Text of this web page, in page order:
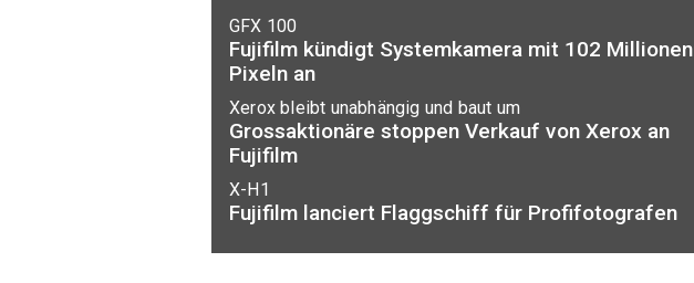
GFX 100
Fujifilm kündigt Systemkamera mit 102 Millionen
Pixeln an
Xerox bleibt unabhängig und baut um
Grossaktionäre stoppen Verkauf von Xerox an
Fujifilm
X-H1
Fujifilm lanciert Flaggschiff für Profifotografen